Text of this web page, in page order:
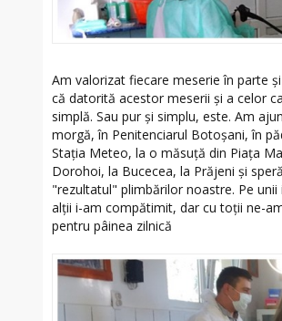
Am valorizat fiecare meserie în parte
că datorită acestor meserii şi a celor
simplă. Sau pur şi simplu, este. Am
morgă, în Penitenciarul Botoşani, în
Staţia Meteo, la o măsuţă din Piaţa
Dorohoi, la Bucecea, la Prăjeni şi
"rezultatul" plimbărilor noastre. Pe
alţii i-am compătimit, dar cu toţii ne-
pentru pâinea zilnică